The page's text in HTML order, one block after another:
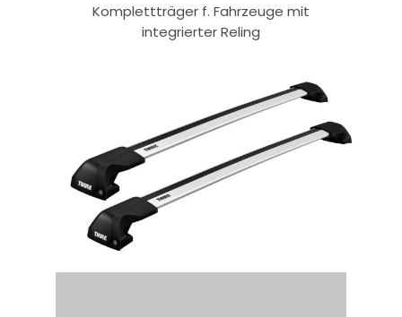
Komplettträger f. Fahrzeuge mit
integrierter Reling